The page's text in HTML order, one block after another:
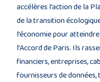
accélères l’action de la
de la transition
l’économie pour
l’Accord de Paris. Ils
financiers, entreprises,
fournisseurs de données,